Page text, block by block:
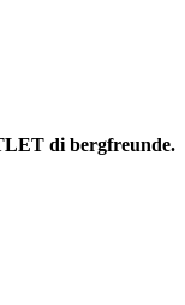
di bergfreunde.